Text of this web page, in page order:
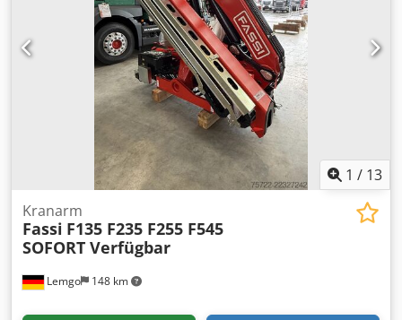
1 / 13
Lemgo 148 km
Kranarm
Fassi F135 F235 F255 F545
SOFORT Verfügbar